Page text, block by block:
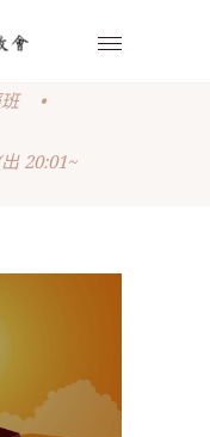
•
20:01~